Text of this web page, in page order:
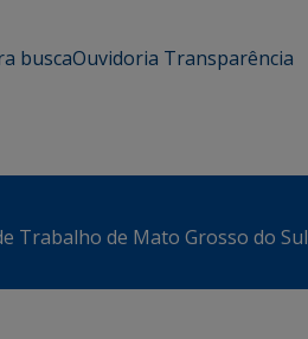
buscaOuvidoria Transparência
Trabalho de Mato Grosso do Sul